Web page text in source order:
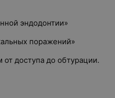
эндодонтии»
поражений»
доступа до обтурации.